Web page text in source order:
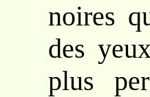
noires
des
plus